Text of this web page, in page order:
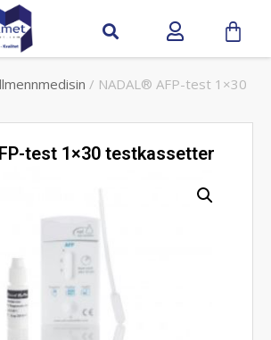
/ NADAL® AFP-test 1×30
test 1×30 testkassetter